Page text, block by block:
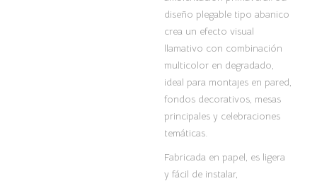
diseño plegable tipo abanico
crea un efecto visual
llamativo con combinación
multicolor en degradado,
ideal para montajes en pared,
fondos decorativos, mesas
principales y celebraciones
temáticas.
Fabricada en papel, es ligera
y fácil de instalar,